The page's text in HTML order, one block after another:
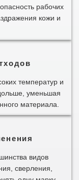
рабочих
кожи и
температур и
уменьшая
материала.
видов
сверления,